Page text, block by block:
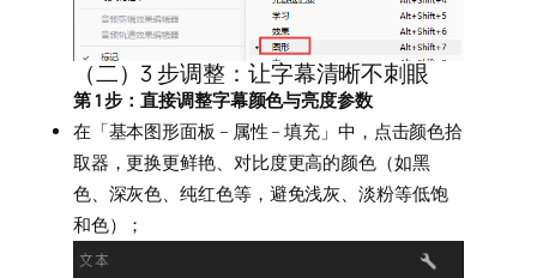
（二）3 步调整：让字幕清晰不刺眼
第 1 步：直接调整字幕颜色与亮度参数
在「基本图形面板 – 属性 – 填充」中，点击颜色拾
取器，更换更鲜艳、对比度更高的颜色（如黑
色、深灰色、纯红色等，避免浅灰、淡粉等低饱
和色）；